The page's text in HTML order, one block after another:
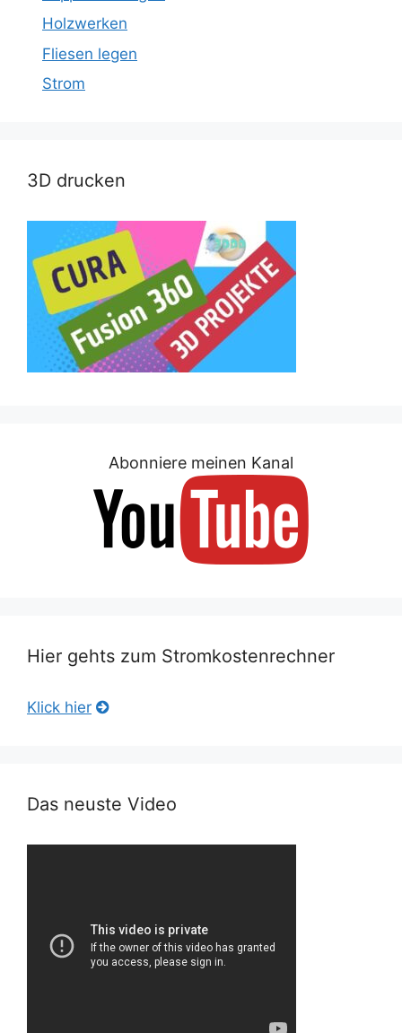
Holzwerken
Fliesen legen
Strom
3D drucken
Abonniere meinen Kanal
Hier gehts zum Stromkostenrechner
Klick hier
Das neuste Video